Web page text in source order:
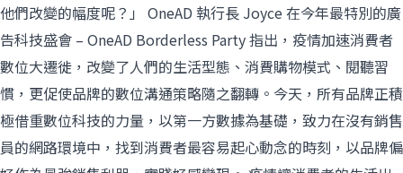
他們改變的幅度呢？」 OneAD 執行長 Joyce 在今年最特別的廣
告科技盛會 – OneAD Borderless Party 指出，疫情加速消費者
數位大遷徙，改變了人們的生活型態、消費購物模式、閱聽習
慣，更促使品牌的數位溝通策略隨之翻轉。今天，所有品牌正積
極借重數位科技的力量，以第一方數據為基礎，致力在沒有銷售
員的網路環境中，找到消費者最容易起心動念的時刻，以品牌偏